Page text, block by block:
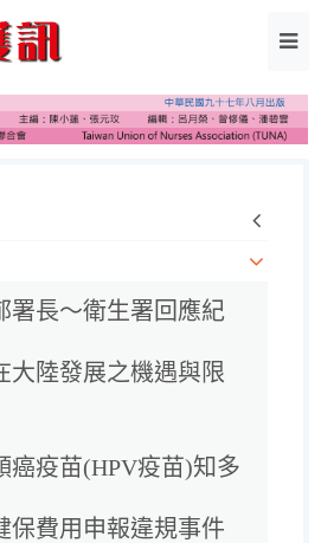
署長～衛生署回應紀
大陸發展之機遇與限
癌疫苗(HPV疫苗)知多
保費用申報違規事件